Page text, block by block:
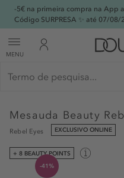
-5€ na primeira compra na App
Código SURPRESA ✨ até 07/08/
MENU
Mesauda Beauty
Rebel Eyes EXCLUSIVO ONLINE
+ 8 BEAUTY POINTS
-41%